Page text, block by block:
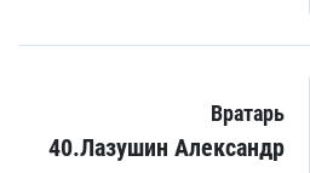
Вратарь
40.Лазушин Александр